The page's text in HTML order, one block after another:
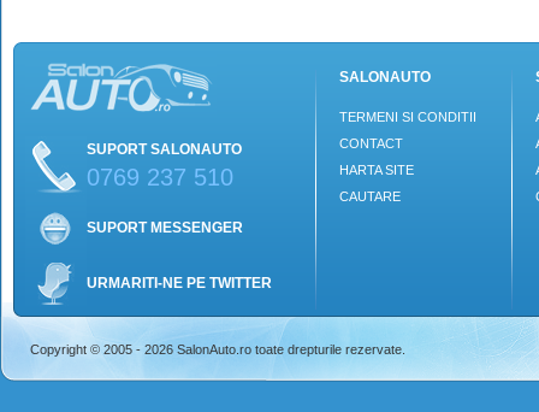
SUPORT SALONAUTO
0769 237 510
SUPORT MESSENGER
URMARITI-NE PE TWITTER
SALONAUTO
TERMENI SI CONDITII
CONTACT
HARTA SITE
CAUTARE
Copyright © 2005 - 2026 SalonAuto.ro toate drepturile rezervate.